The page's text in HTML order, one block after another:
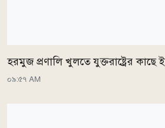
হরমুজ প্রণালি খুলতে যুক্তরাষ্ট্রের কাছে
০৯:৫৭ AM